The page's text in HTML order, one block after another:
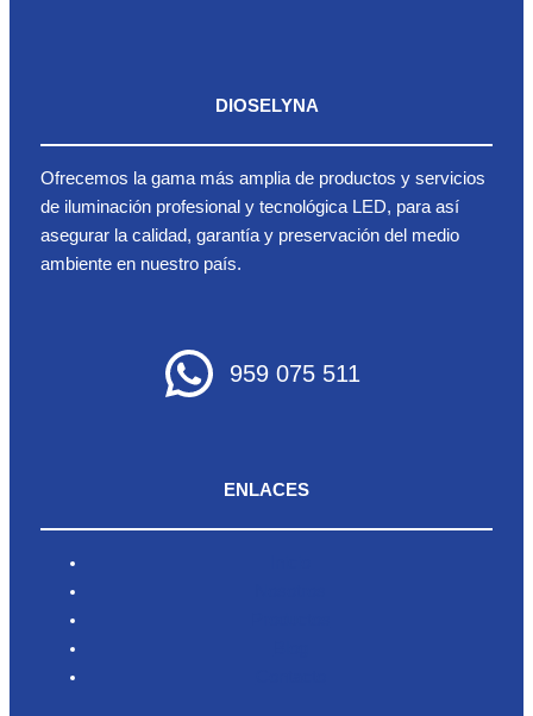
DIOSELYNA
Ofrecemos la gama más amplia de productos y servicios
de iluminación profesional y tecnológica LED, para así
asegurar la calidad, garantía y preservación del medio
ambiente en nuestro país.
959 075 511
ENLACES